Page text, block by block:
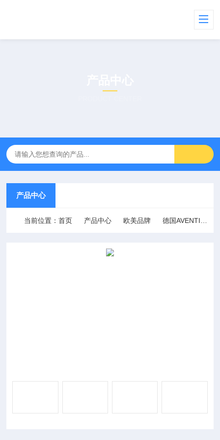
产品中心
当前位置：首页 产品中心 欧美品牌 德国AVENTICS安沃驰